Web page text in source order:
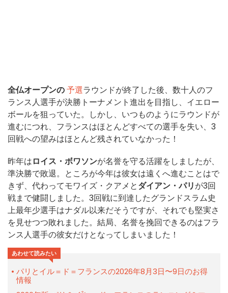
全仏オープンの予選ラウンドが終了した後、数十人のフ
ランス人選手が決勝トーナメント進出を目指し、イエロー
ボールを狙っていた。しかし、いつものようにラウンドが
進むにつれ、フランスはほとんどすべての選手を失い、3
回戦への望みはほとんど残されていなかった！
昨年はロイス・ボワソンが名誉を守る活躍をしましたが、
準決勝で敗退。ところが今年は彼女は遠くへ進むことはで
きず、代わってモワイズ・クアメとダイアン・パリが3回
戦まで健闘しました。3回戦に到達したグランドスラム史
上最年少選手はナダル以来だそうですが、それでも堅実さ
を見せつつ敗れました。結局、名誉を挽回できるのはフラ
ンス人選手の彼女だけとなってしまいました！
あわせて読みたい
パリとイル＝ド＝フランスの2026年8月3日〜9日のお得
情報